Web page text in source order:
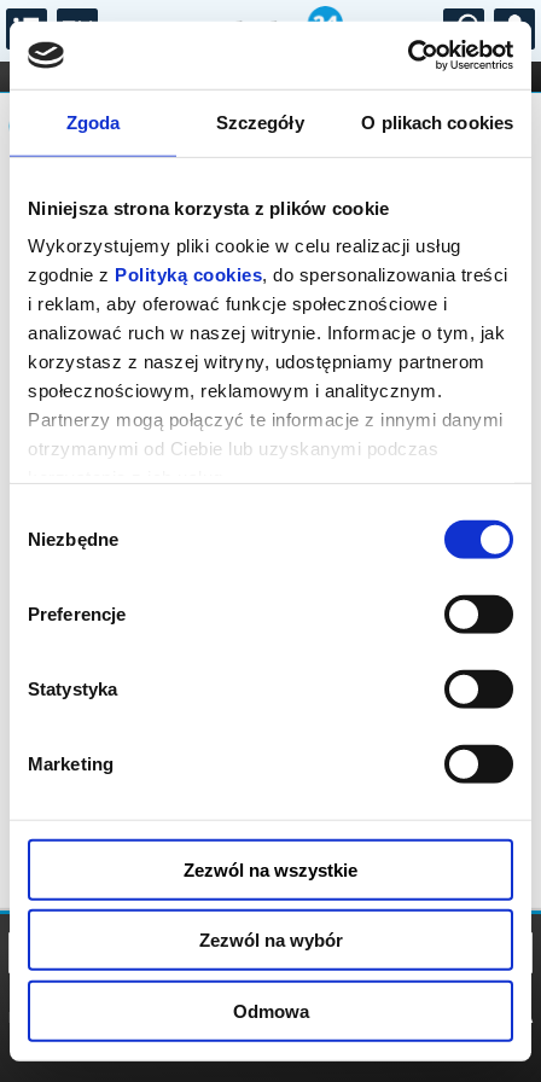
Zgoda Szczegóły O plikach cookies
Niniejsza strona korzysta z plików cookie
Wykorzystujemy pliki cookie w celu realizacji usług
zgodnie z Polityką cookies, do spersonalizowania treści
i reklam, aby oferować funkcje społecznościowe i
analizować ruch w naszej witrynie. Informacje o tym, jak
korzystasz z naszej witryny, udostępniamy partnerom
społecznościowym, reklamowym i analitycznym.
Partnerzy mogą połączyć te informacje z innymi danymi
otrzymanymi od Ciebie lub uzyskanymi podczas
zgody
Niezbędne
Preferencje
Statystyka
Marketing
Zezwól na wszystkie
Zezwól na wybór
Odmowa
...
FILHARMONIA OPERA I BALET
STAND-UP
DLA DZIECI
Komunikat
Sprzedaż biletów on-line na wydarzenie
została zakończona.
POLITYKA
POLITYKA